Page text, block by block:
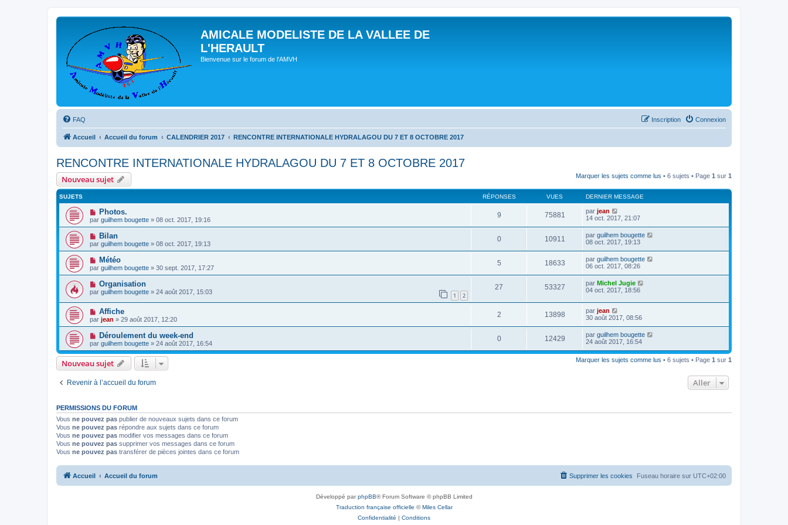
AMICALE MODELISTE DE LA VALLEE DE
L'HERAULT
Bienvenue sur le forum de l'AMVH
FAQ Connexion
Inscription
Accueil Accueil du forum CALENDRIER 2017 RENCONTRE INTERNATIONALE HYDRALAGOU DU 7 ET 8 OCTOBRE 2017
RENCONTRE INTERNATIONALE HYDRALAGOU DU 7 ET 8 OCTOBRE 2017
Nouveau sujet Marquer les sujets comme lus • 6 sujets • Page 1 sur 1
SUJETS RÉPONSES VUES DERNIER MESSAGE
Photos.
par guilhem bougette » 08 oct. 2017, 19:16
9 75881 par jean
14 oct. 2017, 21:07
Bilan
par guilhem bougette » 08 oct. 2017, 19:13
0 10911 par guilhem bougette
08 oct. 2017, 19:13
Météo
par guilhem bougette » 30 sept. 2017, 17:27
5 18633 par guilhem bougette
06 oct. 2017, 08:26
Organisation
par guilhem bougette » 24 août 2017, 15:03 1 2
27 53327 par Michel Jugie
04 oct. 2017, 18:56
Affiche
par jean » 29 août 2017, 12:20
2 13898 par jean
30 août 2017, 08:56
Déroulement du week-end
par guilhem bougette » 24 août 2017, 16:54
0 12429 par guilhem bougette
24 août 2017, 16:54
Nouveau sujet Marquer les sujets comme lus • 6 sujets • Page 1 sur 1
Revenir à l’accueil du forum Aller
PERMISSIONS DU FORUM
Vous ne pouvez pas publier de nouveaux sujets dans ce forum
Vous ne pouvez pas répondre aux sujets dans ce forum
Vous ne pouvez pas modifier vos messages dans ce forum
Vous ne pouvez pas supprimer vos messages dans ce forum
Vous ne pouvez pas transférer de pièces jointes dans ce forum
Accueil Accueil du forum Fuseau horaire sur UTC+02:00
Supprimer les cookies
Développé parphpBB® Forum Software © phpBB Limited
Traduction française officielle ©Miles Cellar
Confidentialité | Conditions